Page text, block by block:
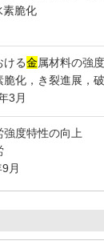
素脆化
ける金属材料の強
化，き裂進展，
3月
度特性の向上
月